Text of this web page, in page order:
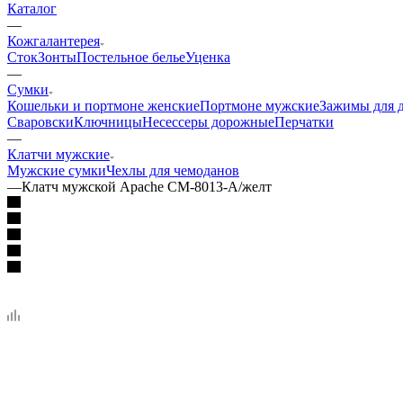
Каталог
—
Кожгалантерея
СтокЗонтыПостельное бельеУценка
—
Сумки
Кошельки и портмоне женскиеПортмоне мужскиеЗажимы для
СваровскиКлючницыНесессеры дорожныеПерчатки
—
Клатчи мужские
Мужские сумкиЧехлы для чемоданов
—Клатч мужской Apache СМ-8013-А/желт